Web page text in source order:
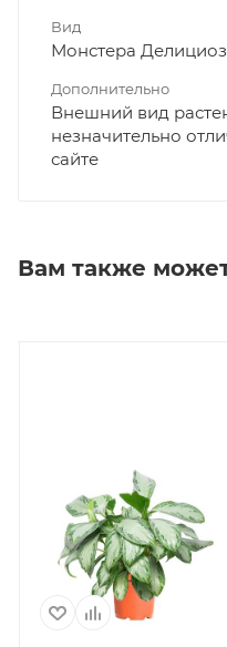
Вид
Монстера
Дополнительно
Внешний вид
незначительно
сайте
Вам также